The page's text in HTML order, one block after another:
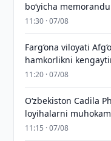
boʻyicha
11:30 · 07/08
Farg‘ona viloyati
hamkorlikni
11:20 · 07/08
Oʻzbekiston Cadila
loyihalarni
11:15 · 07/08